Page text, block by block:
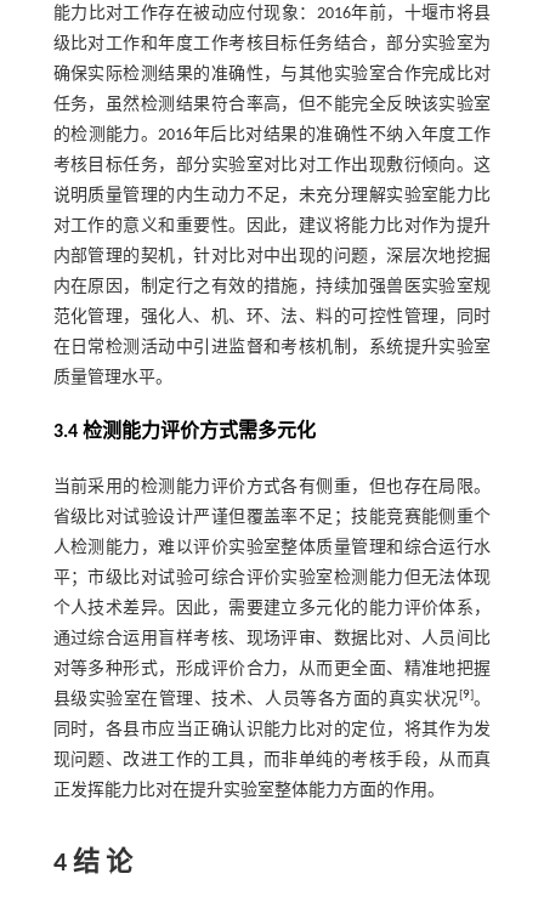
能力比对工作存在被动应付现象：2016年前，十堰市将县
级比对工作和年度工作考核目标任务结合，部分实验室为
确保实际检测结果的准确性，与其他实验室合作完成比对
任务，虽然检测结果符合率高，但不能完全反映该实验室
的检测能力。2016年后比对结果的准确性不纳入年度工作
考核目标任务，部分实验室对比对工作出现敷衍倾向。这
说明质量管理的内生动力不足，未充分理解实验室能力比
对工作的意义和重要性。因此，建议将能力比对作为提升
内部管理的契机，针对比对中出现的问题，深层次地挖掘
内在原因，制定行之有效的措施，持续加强兽医实验室规
范化管理，强化人、机、环、法、料的可控性管理，同时
在日常检测活动中引进监督和考核机制，系统提升实验室
质量管理水平。
3.4 检测能力评价方式需多元化
当前采用的检测能力评价方式各有侧重，但也存在局限。
省级比对试验设计严谨但覆盖率不足；技能竞赛能侧重个
人检测能力，难以评价实验室整体质量管理和综合运行水
平；市级比对试验可综合评价实验室检测能力但无法体现
个人技术差异。因此，需要建立多元化的能力评价体系，
通过综合运用盲样考核、现场评审、数据比对、人员间比
对等多种形式，形成评价合力，从而更全面、精准地把握
县级实验室在管理、技术、人员等各方面的真实状况[9]。
同时，各县市应当正确认识能力比对的定位，将其作为发
现问题、改进工作的工具，而非单纯的考核手段，从而真
正发挥能力比对在提升实验室整体能力方面的作用。
4 结 论